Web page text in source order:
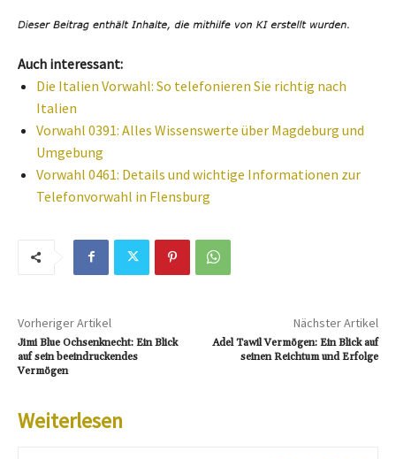
Auch interessant:
Die Italien Vorwahl: So telefonieren Sie richtig nach
Italien
Vorwahl 0391: Alles Wissenswerte über Magdeburg und
Umgebung
Vorwahl 0461: Details und wichtige Informationen zur
Telefonvorwahl in Flensburg
Vorheriger Artikel
Jimi Blue Ochsenknecht: Ein Blick
auf sein beeindruckendes
Vermögen
Nächster Artikel
Adel Tawil Vermögen: Ein Blick auf
seinen Reichtum und Erfolge
Weiterlesen